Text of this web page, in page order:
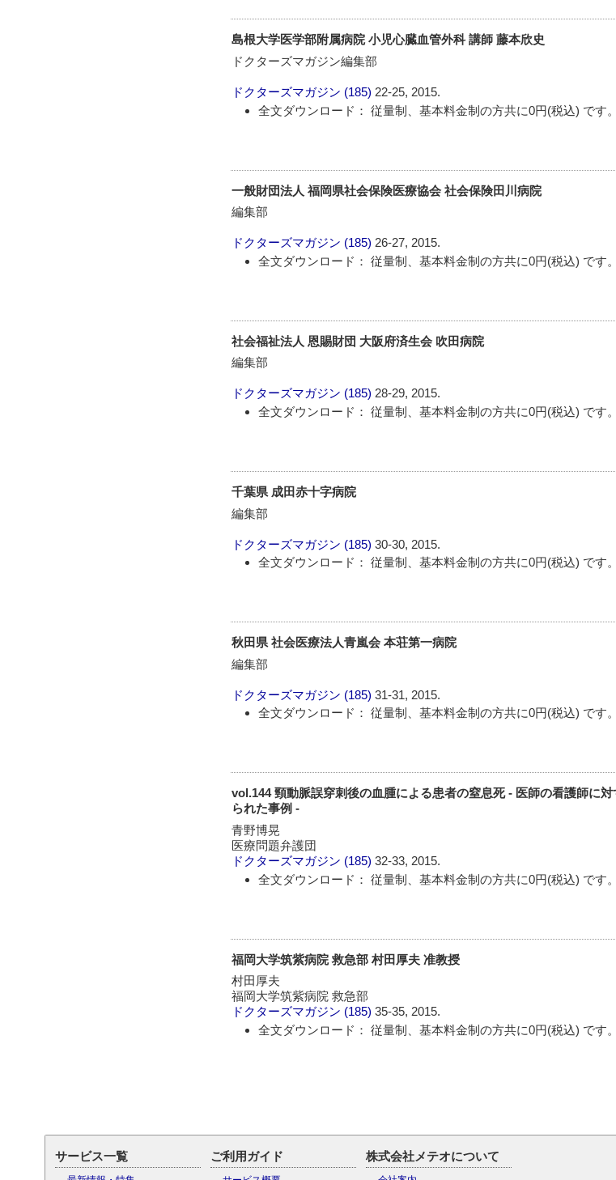
島根大学医学部附属病院 小児心臓血管外科 講師 藤本欣史
ドクターズマガジン編集部
ドクターズマガジン (185) 22-25, 2015.
全文ダウンロード： 従量制、基本料金制の方共に0円(税込) です。
一般財団法人 福岡県社会保険医療協会 社会保険田川病院
編集部
ドクターズマガジン (185) 26-27, 2015.
全文ダウンロード： 従量制、基本料金制の方共に0円(税込) です。
社会福祉法人 恩賜財団 大阪府済生会 吹田病院
編集部
ドクターズマガジン (185) 28-29, 2015.
全文ダウンロード： 従量制、基本料金制の方共に0円(税込) です。
千葉県 成田赤十字病院
編集部
ドクターズマガジン (185)30-30, 2015.
全文ダウンロード： 従量制、基本料金制の方共に0円(税込) です。
秋田県 社会医療法人青嵐会 本荘第一病院
編集部
ドクターズマガジン (185)31-31, 2015.
全文ダウンロード： 従量制、基本料金制の方共に0円(税込) です。
vol.144 頸動脈誤穿刺後の血腫による患者の窒息死 - 医師の看護師に
られた事例 -
青野博晃
医療問題弁護団
ドクターズマガジン (185)32-33, 2015.
全文ダウンロード： 従量制、基本料金制の方共に0円(税込) です。
福岡大学筑紫病院 救急部 村田厚夫 准教授
村田厚夫
福岡大学筑紫病院 救急部
ドクターズマガジン (185)35-35, 2015.
全文ダウンロード： 従量制、基本料金制の方共に0円(税込) です。
サービス一覧 ご利用ガイド 株式会社メテオについて